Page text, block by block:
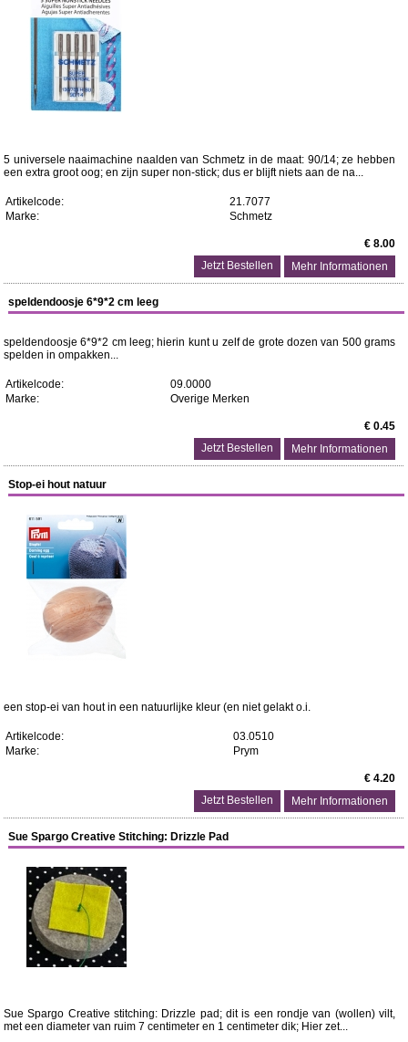
5 universele naaimachine naalden van Schmetz in de maat: 90/14; ze hebben
een extra groot oog; en zijn super non-stick; dus er blijft niets aan de na...
Artikelcode:
21.7077
Marke:
Schmetz
€ 8.00
Mehr Informationen
speldendoosje 6*9*2 cm leeg
speldendoosje 6*9*2 cm leeg; hierin kunt u zelf de grote dozen van 500 grams
spelden in ompakken...
Artikelcode:
09.0000
Marke:
Overige Merken
€ 0.45
Mehr Informationen
Stop-ei hout natuur
een stop-ei van hout in een natuurlijke kleur (en niet gelakt o.i.
Artikelcode:
03.0510
Marke:
Prym
€ 4.20
Mehr Informationen
Sue Spargo Creative Stitching: Drizzle Pad
Sue Spargo Creative stitching: Drizzle pad; dit is een rondje van (wollen) vilt,
met een diameter van ruim 7 centimeter en 1 centimeter dik; Hier zet...